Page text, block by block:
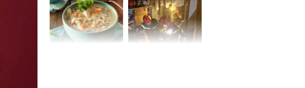
gom hết may mắn về
nhà